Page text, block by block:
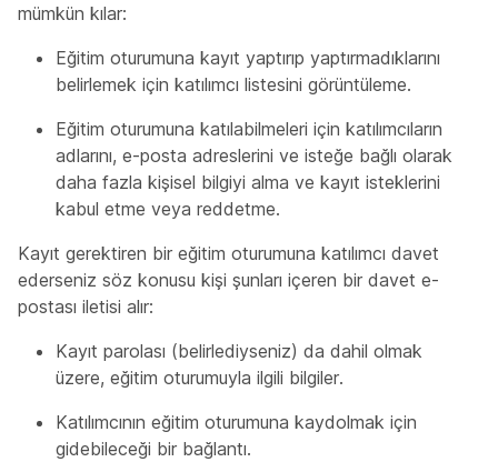
mümkün kılar:
Eğitim oturumuna kayıt yaptırıp yaptırmadıklarını
belirlemek için katılımcı listesini görüntüleme.
Eğitim oturumuna katılabilmeleri için katılımcıların
adlarını, e-posta adreslerini ve isteğe bağlı olarak
daha fazla kişisel bilgiyi alma ve kayıt isteklerini
kabul etme veya reddetme.
Kayıt gerektiren bir eğitim oturumuna katılımcı davet
ederseniz söz konusu kişi şunları içeren bir davet e-
postası iletisi alır:
Kayıt parolası (belirlediyseniz) da dahil olmak
üzere, eğitim oturumuyla ilgili bilgiler.
Katılımcının eğitim oturumuna kaydolmak için
gidebileceği bir bağlantı.